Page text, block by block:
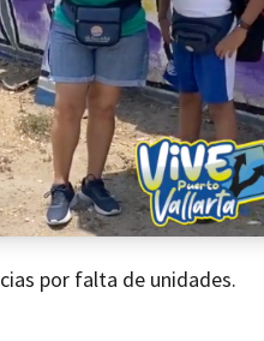
por falta de unidades.